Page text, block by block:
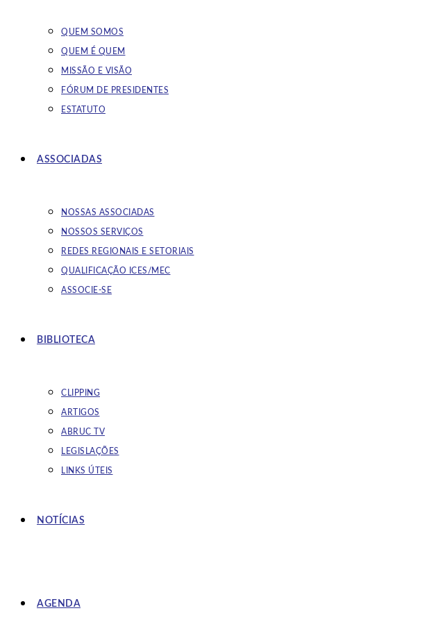
QUEM SOMOS
QUEM É QUEM
MISSÃO E VISÃO
FÓRUM DE PRESIDENTES
ESTATUTO
ASSOCIADAS
NOSSAS ASSOCIADAS
NOSSOS SERVIÇOS
REDES REGIONAIS E SETORIAIS
QUALIFICAÇÃO ICES/MEC
ASSOCIE-SE
BIBLIOTECA
CLIPPING
ARTIGOS
ABRUC TV
LEGISLAÇÕES
LINKS ÚTEIS
NOTÍCIAS
AGENDA